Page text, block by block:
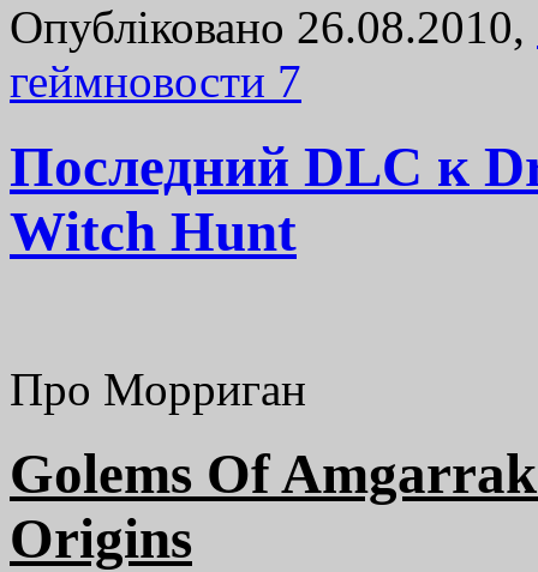
Опубліковано 26.08.2010,
геймновости 7
Последний DLC к
Witch Hunt
Про Морриган
Golems Of
Origins